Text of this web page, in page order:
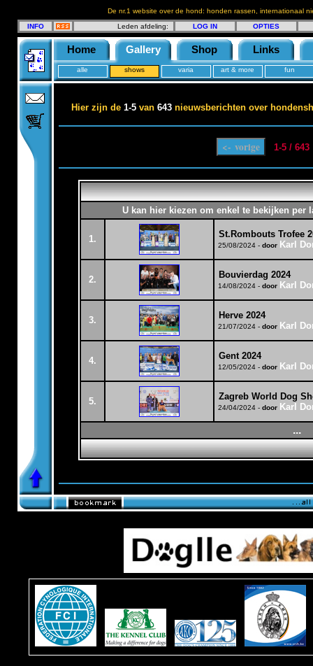
De nr.1 website over de hond: honden rassen, internationaal
INFO
Leden afdeling: LOG IN OPTIES
Home Gallery Shop Links
alle shows varia art & more fun
Hier zijn de 1-5van 643nieuwsberichten over
1-5 /
U kan hier kiezen om enkel te bekijken per
1. St.Rombouts Trofee
25/08/2024 - door Karl
2. Bouvierdag 2024
14/08/2024 - door Karl
3. Herve 2024
21/07/2024 - door Karl
4. Gent 2024
12/05/2024 - door Karl
5. Zagreb World Dog
24/04/2024 - door Karl
...